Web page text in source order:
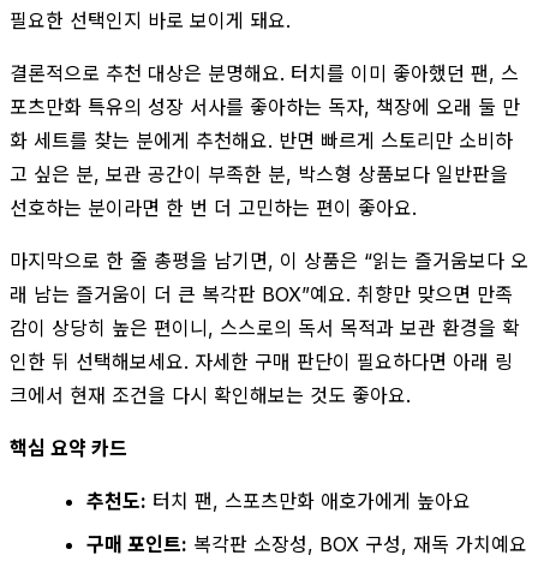
필요한 선택인지 바로 보이게 돼요.
결론적으로 추천 대상은 분명해요. 터치를 이미 좋아했던 팬, 스
포츠만화 특유의 성장 서사를 좋아하는 독자, 책장에 오래 둘 만
화 세트를 찾는 분에게 추천해요. 반면 빠르게 스토리만 소비하
고 싶은 분, 보관 공간이 부족한 분, 박스형 상품보다 일반판을
선호하는 분이라면 한 번 더 고민하는 편이 좋아요.
마지막으로 한 줄 총평을 남기면, 이 상품은 “읽는 즐거움보다 오
래 남는 즐거움이 더 큰 복각판 BOX”예요. 취향만 맞으면 만족
감이 상당히 높은 편이니, 스스로의 독서 목적과 보관 환경을 확
인한 뒤 선택해보세요. 자세한 구매 판단이 필요하다면 아래 링
크에서 현재 조건을 다시 확인해보는 것도 좋아요.
핵심 요약 카드
추천도: 터치 팬, 스포츠만화 애호가에게 높아요
구매 포인트: 복각판 소장성, BOX 구성, 재독 가치예요